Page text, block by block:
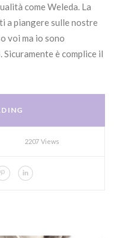
come Weleda. La
a piangere sulle nostre
voi ma io sono
è complice il
2207 Views